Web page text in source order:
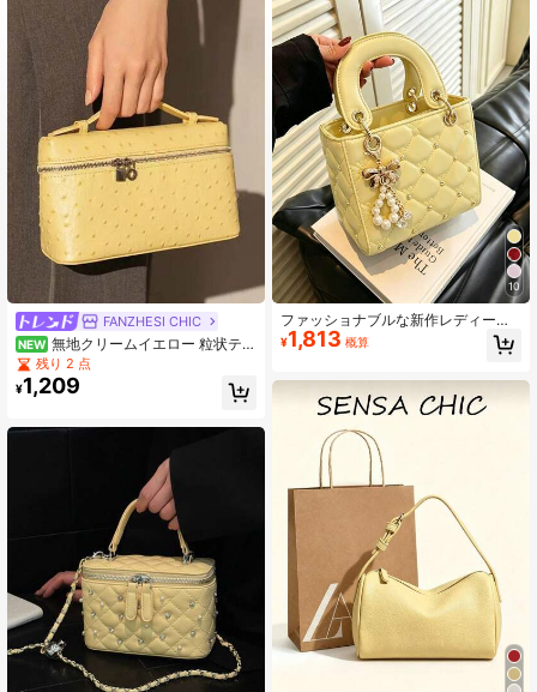
110K フォロワー
4.89
4.89 110K フォロワー
4.89 110K フォロワー
110K フォロワー
110K フォロワー
FANZHESI CHIC
NEW 無地クリームイエロー 粒状テク
スチャー ミニキャリーオールバッ
グ、長方形ハードシェル ジッパーク
ラッチ デートナイト 日常収納用
残り 2 点
¥1,209
10
ファッショナブルな新作レディース
ハンドバッグ、無地ミニマリストPU
スモールスクエアバッグ、エレガン
ル、デートやショッピングに適して
います、スカーフ、リボン、パール
ペンダント付きの多用途で精巧なバ
ッグ、バレンタインデーギフトバッ
¥1,813 概算